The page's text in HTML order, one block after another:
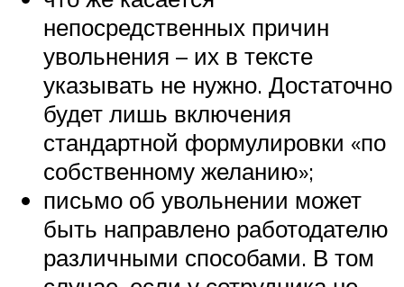
непосредственных причин
увольнения – их в тексте
указывать не нужно. Достаточно
будет лишь включения
стандартной формулировки «по
собственному желанию»;
письмо об увольнении может
быть направлено работодателю
различными способами. В том